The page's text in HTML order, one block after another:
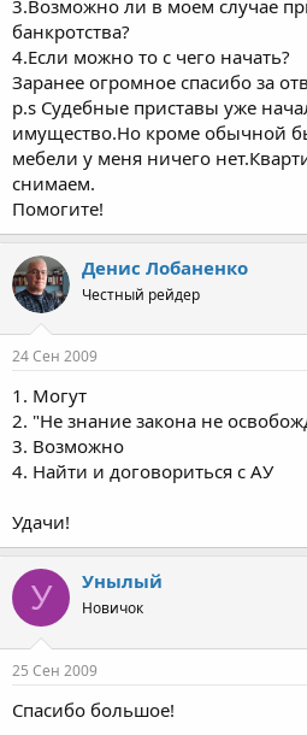
3.Возможно ли в моем случае
банкротства?
4.Если можно то с чего начать?
Заранее огромное спасибо за
p.s Судебные приставы уже
имущество.Но кроме обычной
мебели у меня ничего
снимаем.
Помогите!
Денис Лобаненко
Честный рейдер
24 Сен 2009
1. Могут
2. "Не знание закона не
3. Возможно
4. Найти и договориться с АУ
Удачи!
У Унылый
Новичок
25 Сен 2009
Спасибо большое!